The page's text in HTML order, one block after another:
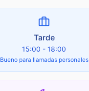
Tarde
15:00 - 18:00
Bueno para llamadas personales